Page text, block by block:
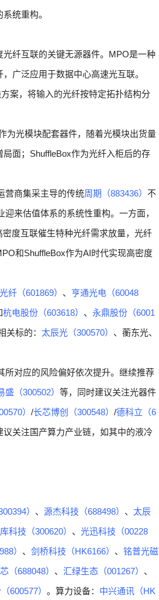
统重构。
纤互联的关键无源器件。MPO是一种
广泛应用于数据中心高速光互联。
案，将输入的光纤按特定拓扑结构分
为光模块配套器件，随着光模块出货量
面；ShuffleBox作为光纤入柜后的存
营商集采主导的传统周期（883436） 不
来估值体系的系统性重构。一方面，
度互联催生特种光纤需求放量，光纤
和ShuffleBox作为AI时代实现高密度
纤（601869） 、 亨通光电（60048
杭电股份（603618） 、 永鼎股份（6001
关标的： 太辰光（300570） 、蘅东光、
所对应的风险偏好依次提升。继续推荐
盛（300502） 等，同时建议关注光器件
） /长芯博创（300548） /德科立（6
议关注国产算力产业链，如其中的液冷
） 、 源杰科技（688498） 、 太辰
科技（300620） 、 光迅科技（00228
） 、 剑桥科技（HK6166） 、 铭普光磁
（688048） 、 汇绿生态（001267） 、
600577） 。算力设备： 中兴通讯（HK